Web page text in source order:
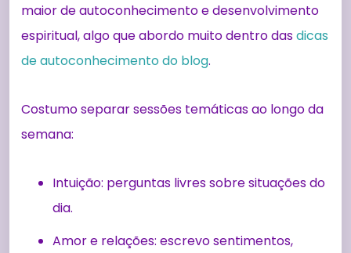
maior de autoconhecimento e desenvolvimento
espiritual, algo que abordo muito dentro dasdicas
de autoconhecimento do blog.
Costumo separar sessões temáticas ao longo da
semana:
Intuição: perguntas livres sobre situações do
dia.
Amor e relações: escrevo sentimentos,